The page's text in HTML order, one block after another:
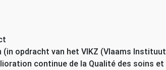
(in opdracht van het VIKZ (Vlaams Instituut
continue de la Qualité des soins et